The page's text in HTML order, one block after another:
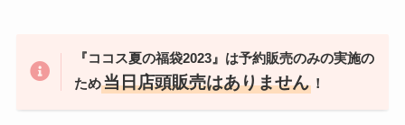
『ココス夏の福袋2023』は予約販売のみの実施の
ため当日店頭販売はありません！